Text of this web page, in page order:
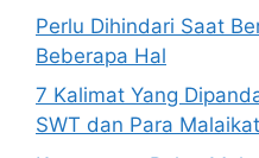
Perlu Dihindari Saat
Beberapa Hal
7 Kalimat Yang
SWT dan Para Malaikat